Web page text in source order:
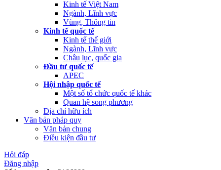
Kinh tế Việt Nam
Ngành, Lĩnh vực
Vùng, Thông tin
Kinh tế quốc tế
Kinh tế thế giới
Ngành, Lĩnh vực
Châu lục, quốc gia
Đầu tư quốc tế
APEC
Hội nhập quốc tế
Một số tổ chức quốc tế khác
Quan hệ song phương
Địa chỉ hữu ích
Văn bản pháp quy
Văn bản chung
Điều kiện đầu tư
Hỏi đáp
Đăng nhập